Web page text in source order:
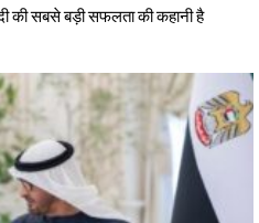
सबसे बड़ी सफलता की कहानी है